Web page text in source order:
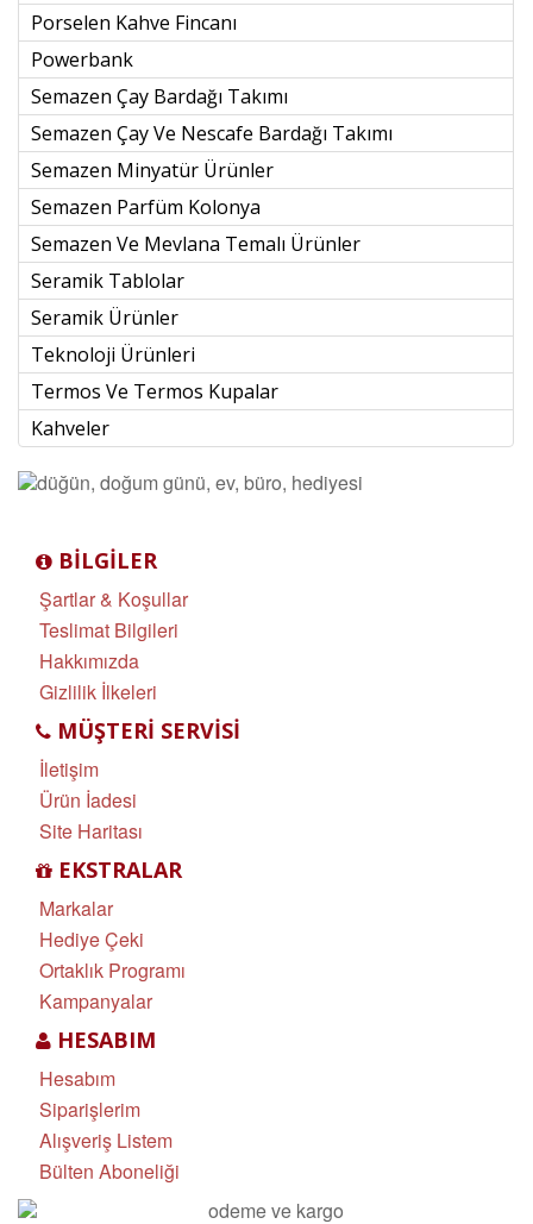
Porselen Kahve Fincanı
Powerbank
Semazen Çay Bardağı Takımı
Semazen Çay Ve Nescafe Bardağı Takımı
Semazen Minyatür Ürünler
Semazen Parfüm Kolonya
Semazen Ve Mevlana Temalı Ürünler
Seramik Tablolar
Seramik Ürünler
Teknoloji Ürünleri
Termos Ve Termos Kupalar
Kahveler
BILGILER
Şartlar & Koşullar
Teslimat Bilgileri
Hakkımızda
Gizlilik İlkeleri
MÜŞTERI SERVISI
İletişim
Ürün İadesi
Site Haritası
EKSTRALAR
Markalar
Hediye Çeki
Ortaklık Programı
Kampanyalar
HESABIM
Hesabım
Siparişlerim
Alışveriş Listem
Bülten Aboneliği